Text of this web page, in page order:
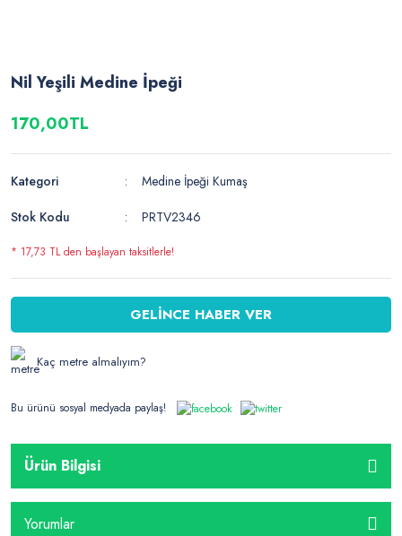
Nil Yeşili Medine İpeği
170,00TL
Kategori
Medine İpeği Kumaş
Stok Kodu
PRTV2346
* 17,73 TL den başlayan taksitlerle!
GELİNCE HABER VER
Kaç metre almalıyım?
Bu ürünü sosyal medyada paylaş!
Ürün Bilgisi
Yorumlar